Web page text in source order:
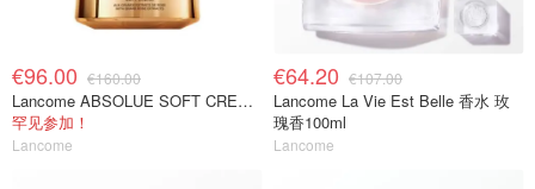
€96.00 €160.00
Lancome ABSOLUE SOFT CREAM面霜30ml
罕见参加！
Lancome
€64.20 €107.00
Lancome La Vie Est Belle 香水 玫
瑰香100ml
Lancome